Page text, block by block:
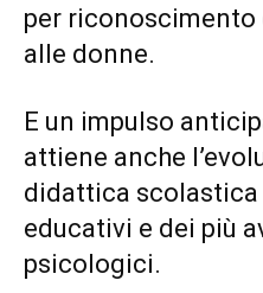
per
alle donne.
E un impulso
attiene anche
didattica
educativi e dei più
psicologici.